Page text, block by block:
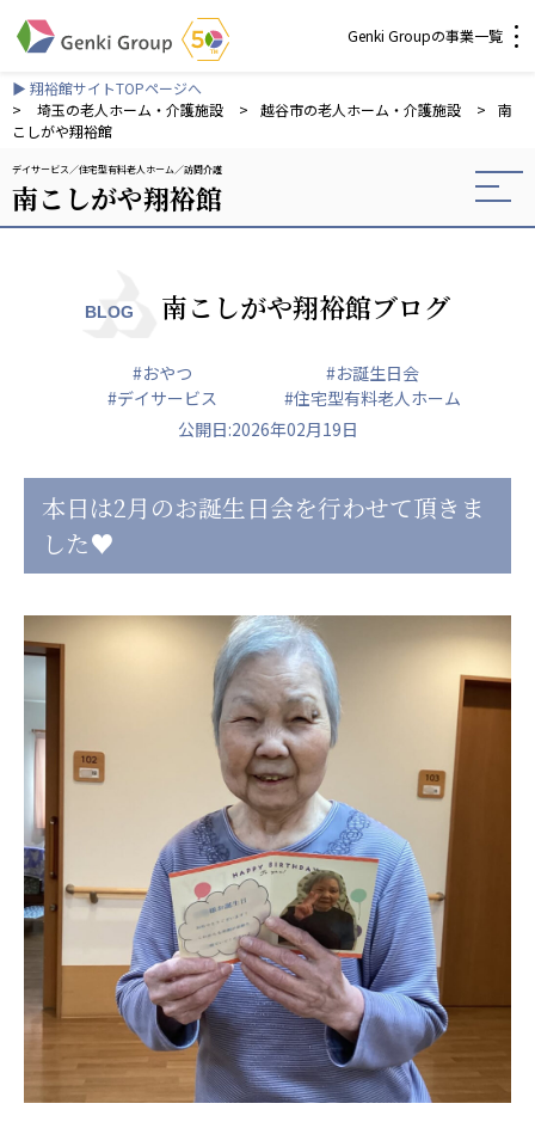
Genki Groupの事業一覧
介護・福祉
社会福祉法人 元気村グループ
社会福祉法人元気村
社会福祉法人長寿の森
株式会社 サンガジャパン
株式会社日本遮蔽技研
株式会社Genkiリレーションズ
一般社団法人 日本高齢者福祉協会
日本高齢者福祉協会
爽やかな風 中部エリア
爽やかな風 那覇エリア
鷹揚館
特別養護老人ホーム 共生の家
株式会社 アジアメデカ元気事業団
アジアメデカ元気事業団
株式会社 爽やかな風九州
爽やかな風九州
株式会社 七星
七星
社会福祉法人 福ふく
株式会社 せきれい
せきれい
社会福祉法人 心の会
心の会
医療（共に生きる仲間達）
▶ 翔裕館サイトTOPページへ
>
埼玉の老人ホーム・介護施設 > 越谷市の老人ホーム・介護施設 >
南
こしがや翔裕館
デイサービス 住宅型有料老人ホーム 訪問介護
南こしがや翔裕館
BLOG 南こしがや翔裕館ブログ
#おやつ
#お誕生日会
#デイサービス
#住宅型有料老人ホーム
公開日:2026年02月19日
本日は2月のお誕生日会を行わせて頂きま
した♥